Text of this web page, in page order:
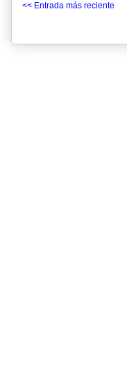
<< Entrada más reciente